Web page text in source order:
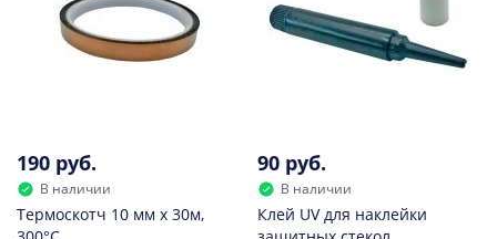
190 руб.
В наличии
Термоскотч 10 мм х 30м,
90 руб.
В наличии
Клей UV для наклейки